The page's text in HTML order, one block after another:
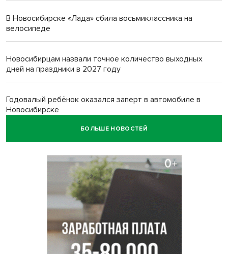
В Новосибирске «Лада» сбила восьмиклассника на
велосипеде
Новосибирцам назвали точное количество выходных
дней на праздники в 2027 году
Годовалый ребёнок оказался заперт в автомобиле в
Новосибирске
БОЛЬШЕ НОВОСТЕЙ